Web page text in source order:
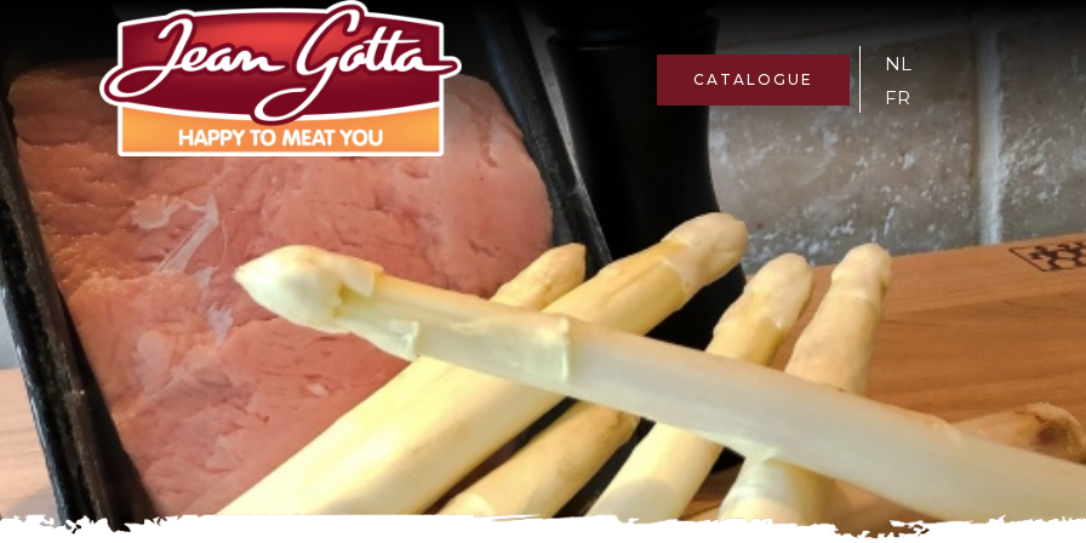
CATALOGUE
NL
FR